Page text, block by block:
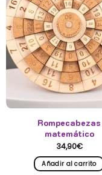
Rompecabezas
matemático
34,90€
Añadir al carrito